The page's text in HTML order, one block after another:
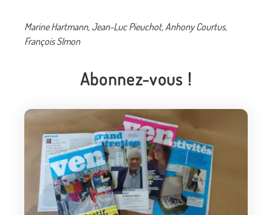
Marine Hartmann, Jean-Luc Pieuchot, Anhony Courtus,
François SImon
Abonnez-vous !